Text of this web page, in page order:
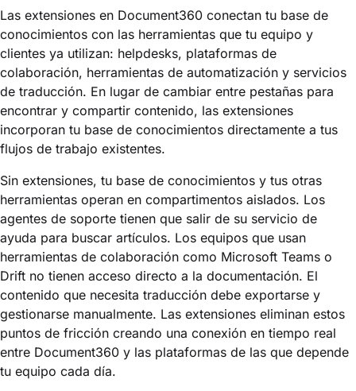
Las extensiones en Document360 conectan tu base de
conocimientos con las herramientas que tu equipo y
clientes ya utilizan: helpdesks, plataformas de
colaboración, herramientas de automatización y servicios
de traducción. En lugar de cambiar entre pestañas para
encontrar y compartir contenido, las extensiones
incorporan tu base de conocimientos directamente a tus
flujos de trabajo existentes.
Sin extensiones, tu base de conocimientos y tus otras
herramientas operan en compartimentos aislados. Los
agentes de soporte tienen que salir de su servicio de
ayuda para buscar artículos. Los equipos que usan
herramientas de colaboración como Microsoft Teams o
Drift no tienen acceso directo a la documentación. El
contenido que necesita traducción debe exportarse y
gestionarse manualmente. Las extensiones eliminan estos
puntos de fricción creando una conexión en tiempo real
entre Document360 y las plataformas de las que depende
tu equipo cada día.